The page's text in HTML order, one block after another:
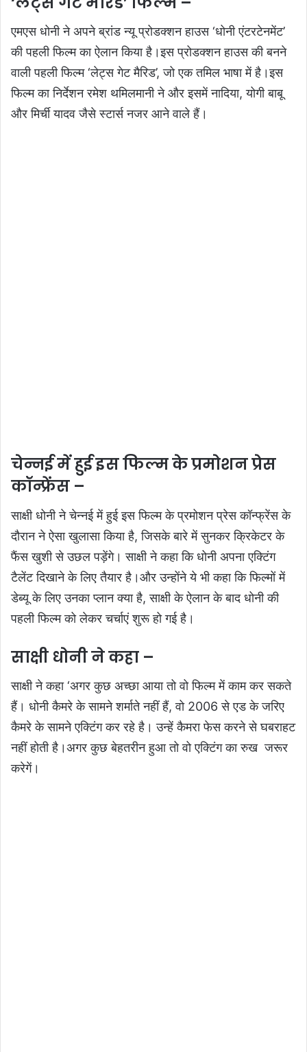
एमएस धोनी ने अपने ब्रांड न्यू प्रोडक्शन हाउस ‘धोनी एंटरटेनमेंट’
की पहली फिल्म का ऐलान किया है।इस प्रोडक्शन हाउस की बनने
वाली पहली फिल्म ‘लेट्स गेट मैरिड’, जो एक तमिल भाषा में है।इस
फिल्म का निर्देशन रमेश थमिलमानी ने और इसमें नादिया, योगी बाबू
और मिर्ची यादव जैसे स्टार्स नजर आने वाले हैं।
चेन्नई में हुई इस फिल्म के प्रमोशन प्रेस
कॉन्फ्रेंस –
साक्षी धोनी ने चेन्नई में हुई इस फिल्म के प्रमोशन प्रेस कॉन्फ्रेंस के
दौरान ने ऐसा खुलासा किया है, जिसके बारे में सुनकर क्रिकेटर के
फैंस खुशी से उछल पड़ेंगे। साक्षी ने कहा कि धोनी अपना एक्टिंग
टैलेंट दिखाने के लिए तैयार है।और उन्होंने ये भी कहा कि फिल्मों में
डेब्यू के लिए उनका प्लान क्या है, साक्षी के ऐलान के बाद धोनी की
पहली फिल्म को लेकर चर्चाएं शुरू हो गई है।
साक्षी धोनी ने कहा –
साक्षी ने कहा ‘अगर कुछ अच्छा आया तो वो फिल्म में काम कर सकते
हैं। धोनी कैमरे के सामने शर्माते नहीं हैं, वो 2006 से एड के जरिए
कैमरे के सामने एक्टिंग कर रहे है। उन्हें कैमरा फेस करने से घबराहट
नहीं होती है।अगर कुछ बेहतरीन हुआ तो वो एक्टिंग का रुख जरूर
करेगें।